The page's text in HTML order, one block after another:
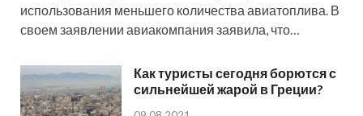
использования меньшего количества авиатоплива. В
своем заявлении авиакомпания заявила, что…
Как туристы сегодня борются с
сильнейшей жарой в Греции?